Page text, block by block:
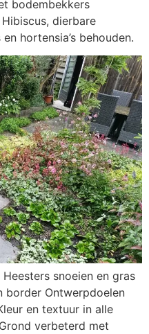
bodembekkers
dierbare
hortensia’s behouden.
snoeien en gras
border Ontwerpdoelen
en textuur in alle
verbeterd met